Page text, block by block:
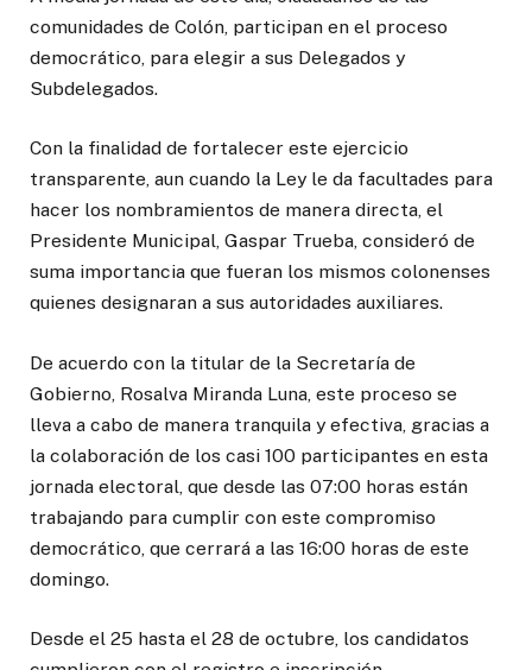
comunidades de Colón, participan en el proceso
democrático, para elegir a sus Delegados y
Subdelegados.
Con la finalidad de fortalecer este ejercicio
transparente, aun cuando la Ley le da facultades para
hacer los nombramientos de manera directa, el
Presidente Municipal, Gaspar Trueba, consideró de
suma importancia que fueran los mismos colonenses
quienes designaran a sus autoridades auxiliares.
De acuerdo con la titular de la Secretaría de
Gobierno, Rosalva Miranda Luna, este proceso se
lleva a cabo de manera tranquila y efectiva, gracias a
la colaboración de los casi 100 participantes en esta
jornada electoral, que desde las 07:00 horas están
trabajando para cumplir con este compromiso
democrático, que cerrará a las 16:00 horas de este
domingo.
Desde el 25 hasta el 28 de octubre, los candidatos